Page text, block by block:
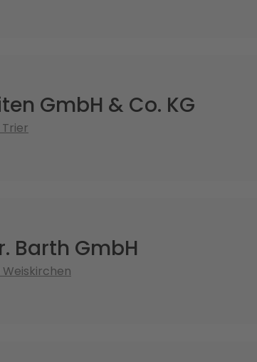
GmbH & Co. KG
Barth GmbH